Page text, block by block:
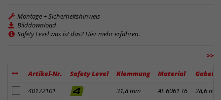
Montage + Sicherheitshinweis
Bilddownload
Safety Level was ist das? Hier mehr erfahren.
>>
Artikel-Nr. Safety Level Klemmung Material
Artikel zum Merkzettel hinzufügen
40172101 31,8 mm AL 6061 T6 28,6 mm